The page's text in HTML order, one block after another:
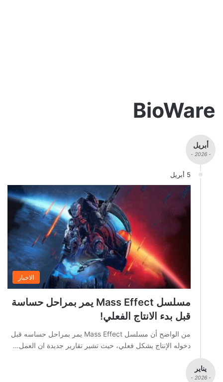
BioWare
أبريل
- 2026 -
5 أبريل
الاخبار
مسلسل Mass Effect يمر بمراحل حساسة
قبل بدء الانتاج الفعلي!
من الواضح أن مسلسل Mass Effect يمر بمراحل حساسه قبل
دخوله الإنتاج بشكل فعلي، حيث تشير تقارير جديدة ان العمل…
يناير
- 2026 -